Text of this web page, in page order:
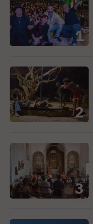
1
2
3